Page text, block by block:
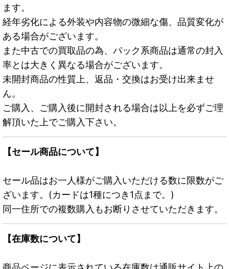
ます。
経年劣化による外装や内容物の微細な傷、品質変化が
ある場合がございます。
また中古での買取品の為、パック系商品は通常の封入
率とは大きく異なる場合がございます。
未開封商品の性質上、返品・交換はお受け出来ませ
ん。
ご購入、ご購入後に開封される場合は以上を必ずご理
解頂いた上でご購入下さい。
【セール商品について】
セール品はお一人様がご購入いただける数に限数がご
ざいます。(カードは1種につき1点まで。)
同一住所での複数購入もお断りさせていただきます。
【在庫数について】